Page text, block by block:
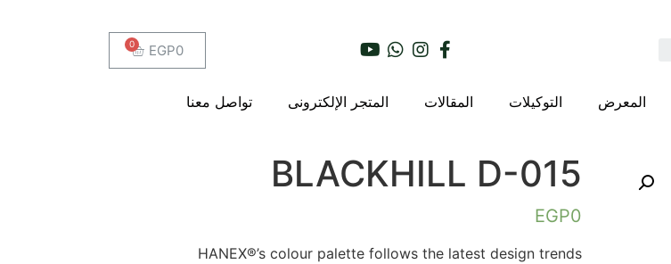
EGP0
المعرض التوكيلات المقالات المتجر الإلكترونى تواصل معنا
BLACKHILL D-015
EGP0
HANEX®’s colour palette follows the latest design trends